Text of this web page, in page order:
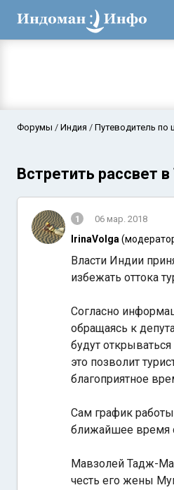
Форумы Индия Путеводитель по
Встретить рассвет
1 06 мар. 2018
IrinaVolga
Власти Индии
избежать оттока
Согласно
обращаясь к
будут
это позволит
благоприятное
Сам график
ближайшее время
Мавзолей Тадж-
честь его жены